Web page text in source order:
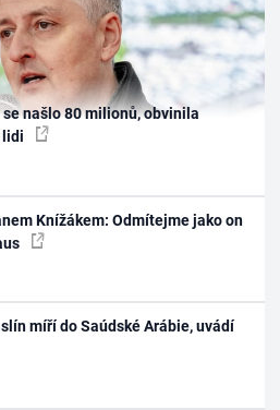
našlo 80 milionů, obvinila
lidi
Knížákem: Odmítejme jako on
míří do Saúdské Arábie, uvádí